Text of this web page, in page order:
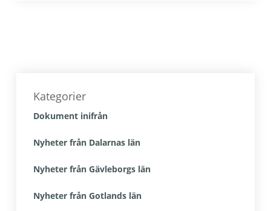
sidofält
Kategorier
Dokument inifrån
Nyheter från Dalarnas län
Nyheter från Gävleborgs län
Nyheter från Gotlands län